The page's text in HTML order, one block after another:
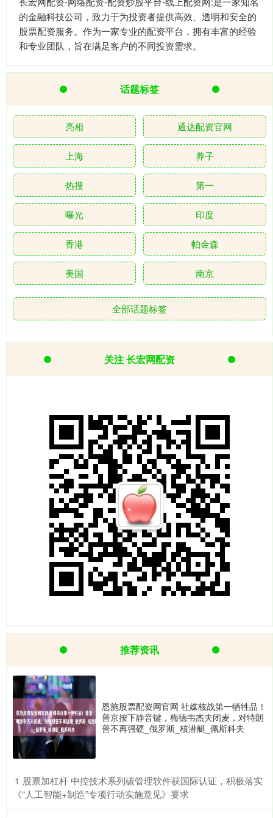
的金融科技公司，致力于为投资者提供高效、透明和安全的
股票配资服务。作为一家专业的配资平台，拥有丰富的经验
和专业团队，旨在满足客户的不同投资需求。
话题标签
亮相 通达配资官网
上海 养子
热搜 第一
曝光 印度
香港 帕金森
美国 南京
全部话题标签
关注 长宏网配资
推荐资讯
恩施股票配资网官网 社媒核战第一牺牲品！
普京按下静音键，梅德韦杰夫闭麦，对特朗
普不再强硬_俄罗斯_核潜艇_佩斯科夫
1 ​股票加杠杆 中控技术系列碳管理软件获国际认证，积极落实
《“人工智能+制造”专项行动实施意见》要求